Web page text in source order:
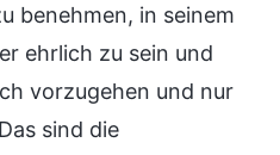
benehmen, in seinem
ehrlich zu sein und
vorzugehen und nur
sind die